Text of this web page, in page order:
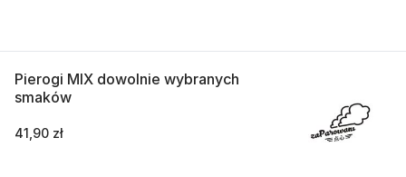
Pierogi MIX dowolnie wybranych
smaków
41,90 zł